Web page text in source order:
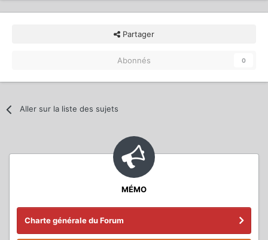
Partager
Abonnés 0
Aller sur la liste des sujets
MÉMO
Charte générale du Forum